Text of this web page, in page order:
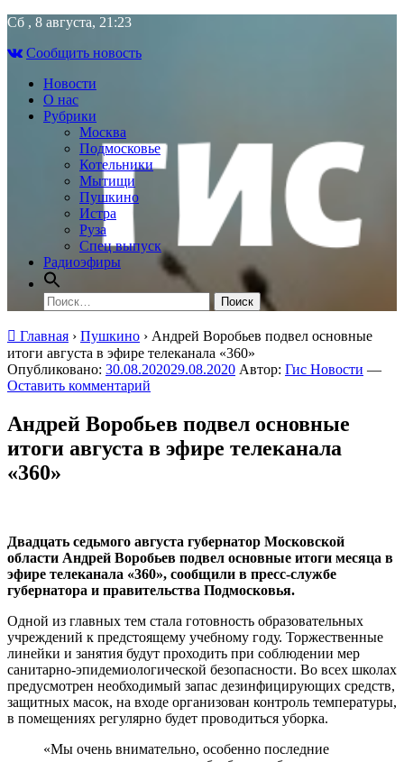
Skip
content
Сб , 8 августа, 21:23
Сообщить новость
Новости
О нас
Рубрики
Москва
Подмосковье
Котельники
Мытищи
Пушкино
Истра
Руза
Спец выпуск
Радиоэфиры
Найти:
Главная › Пушкино › Андрей Воробьев подвел основные
итоги августа в эфире телеканала «360»
Опубликовано: 30.08.202029.08.2020 Автор: Гис Новости —
Оставить комментарий
Андрей Воробьев подвел основные
итоги августа в эфире телеканала
«360»
Двадцать седьмого августа губернатор Московской
области Андрей Воробьев подвел основные итоги месяца в
эфире телеканала «360», сообщили в пресс-службе
губернатора и правительства Подмосковья.
Одной из главных тем стала готовность образовательных
учреждений к предстоящему учебному году. Торжественные
линейки и занятия будут проходить при соблюдении мер
санитарно-эпидемиологической безопасности. Во всех школах
предусмотрен необходимый запас дезинфицирующих средств,
защитных масок, на входе организован контроль температуры,
в помещениях регулярно будет проводиться уборка.
«Мы очень внимательно, особенно последние